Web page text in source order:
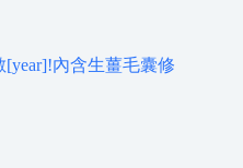
內含生薑毛囊修